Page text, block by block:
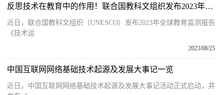
反思技术在教育中的作用！联合国教科文组织发布2023年全球教育监测报告
近日，联合国教科文组织（UNESCO）发布2023年全球教育监测报告
《技术运
2023/08/25
中国互联网网络基础技术起源及发展大事记一览
近日，中国互联网网络基础技术起源及发展大事记活动正式启动，并